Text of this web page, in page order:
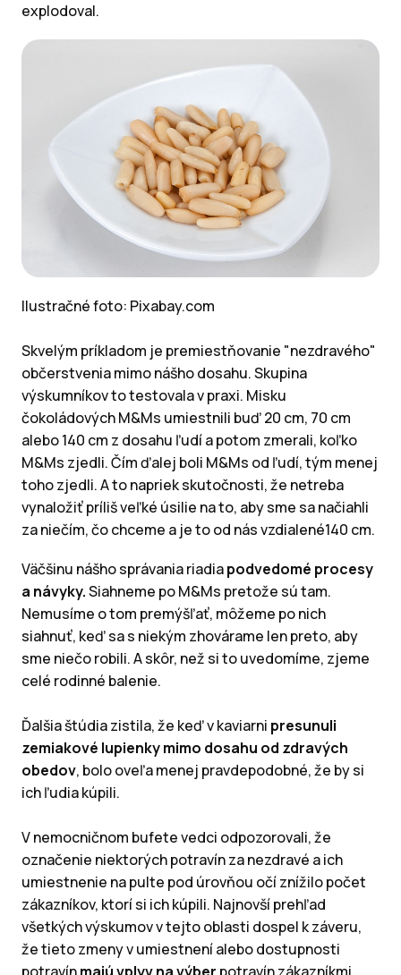
explodoval.
Ilustračné foto: Pixabay.com
Skvelým príkladom je premiestňovanie "nezdravého"
občerstvenia mimo nášho dosahu. Skupina
výskumníkov to testovala v praxi. Misku
čokoládových M&Ms umiestnili buď 20 cm, 70 cm
alebo 140 cm z dosahu ľudí a potom zmerali, koľko
M&Ms zjedli. Čím ďalej boli M&Ms od ľudí, tým menej
toho zjedli. A to napriek skutočnosti, že netreba
vynaložiť príliš veľké úsilie na to, aby sme sa načiahli
za niečím, čo chceme a je to od nás vzdialené140 cm.
Väčšinu nášho správania riadiapodvedomé procesy
a návyky.Siahneme po M&Ms pretože sú tam.
Nemusíme o tom premýšľať, môžeme po nich
siahnuť, keď sa s niekým zhovárame len preto, aby
sme niečo robili. A skôr, než si to uvedomíme, zjeme
celé rodinné balenie.
Ďalšia štúdia zistila, že keď v kaviarni presunuli
zemiakové lupienky mimo dosahu od zdravých
obedov, bolo oveľa menej pravdepodobné, že by si
ich ľudia kúpili.
V nemocničnom bufete vedci odpozorovali, že
označenie niektorých potravín za nezdravé a ich
umiestnenie na pulte pod úrovňou očí znížilo počet
zákazníkov, ktorí si ich kúpili. Najnovší prehľad
všetkých výskumov v tejto oblasti dospel k záveru,
že tieto zmeny v umiestnení alebo dostupnosti